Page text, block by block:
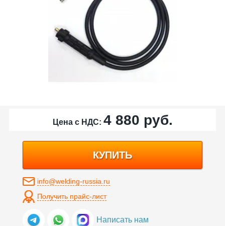
Цена с НДС: 4 880 руб.
КУПИТЬ
info@welding-russia.ru
Получить прайс-лист
Написать нам